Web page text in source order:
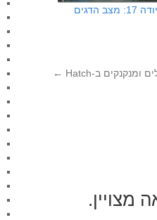
הדגים
←
מצויין.